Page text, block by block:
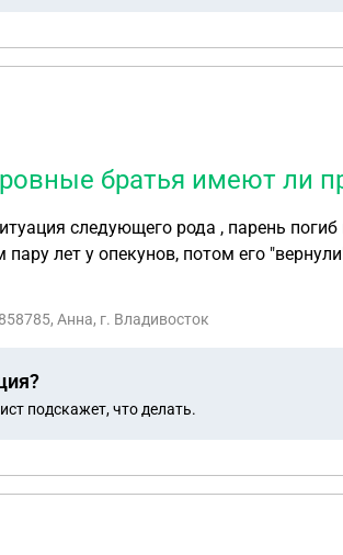
братья имеют ли
следующего рода , парень
"вернули" в Д. Д, п Далее бабушка взяла опеку(пару лет). Младших двух детей
за погибшего? Младшие
Анна, г. Владивосток
подскажет, что делать.